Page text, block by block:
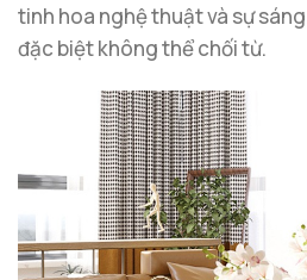
tinh hoa nghệ thuật và sự
đặc biệt không thể chối từ.